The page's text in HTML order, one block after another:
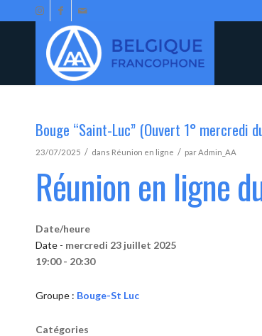
Bouge “Saint-Luc” (Ouvert 1° mercredi
23/07/2025 / dans Réunion en ligne / parAdmin_AA
Réunion en ligne
Date/heure
Date - mercredi 23 juillet 2025
19:00 - 20:30
Groupe : Bouge-St Luc
Catégories